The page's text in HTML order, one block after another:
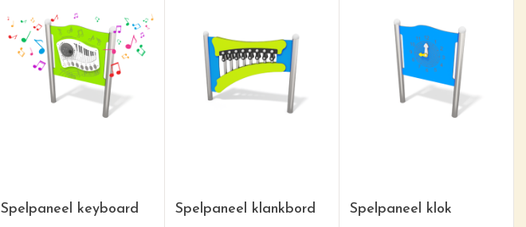
Spelpaneel keyboard Spelpaneel klankbord Spelpaneel klok